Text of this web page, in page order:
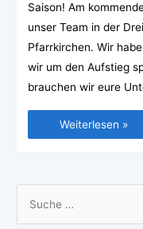
Saison! Am
unser Team in der
Pfarrkirchen. Wir
wir um den Aufstieg
brauchen wir eure
Weiterlesen »